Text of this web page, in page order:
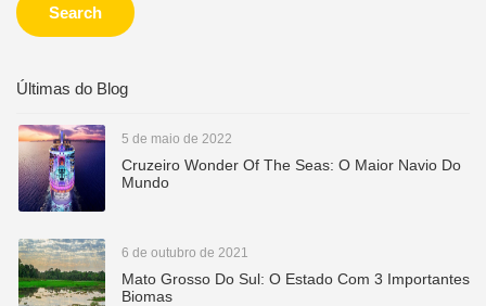
Search
Últimas do Blog
5 de maio de 2022
Cruzeiro Wonder Of The Seas: O Maior Navio Do
Mundo
6 de outubro de 2021
Mato Grosso Do Sul: O Estado Com 3 Importantes
Biomas